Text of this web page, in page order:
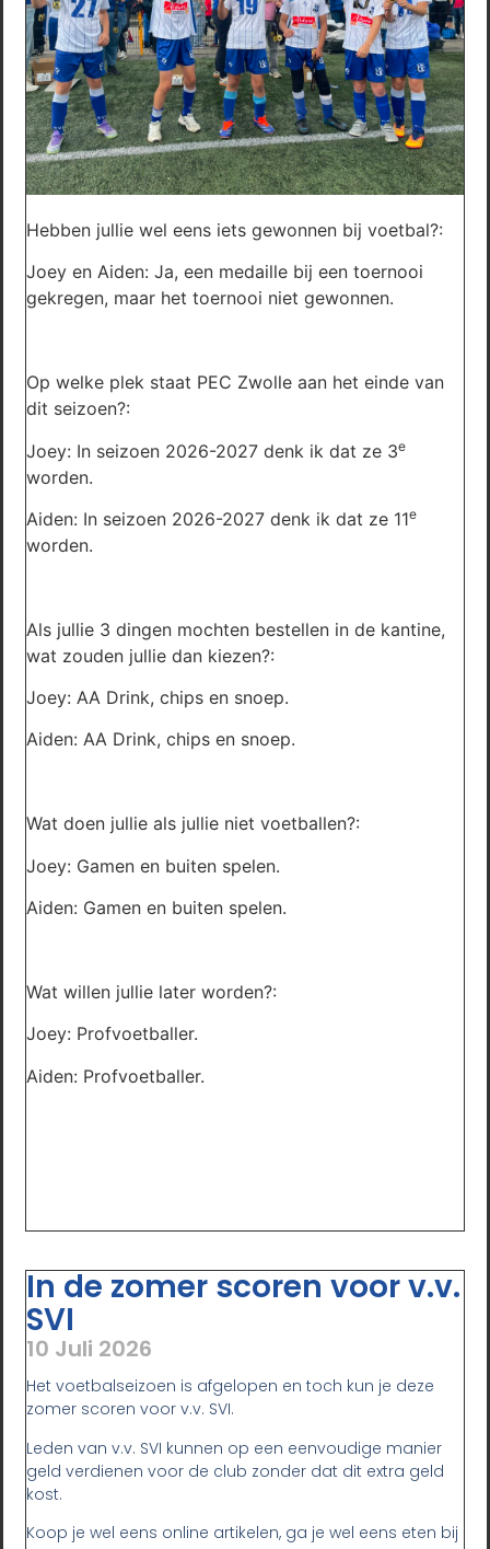
Hebben jullie wel eens iets gewonnen bij voetbal?:
Joey en Aiden: Ja, een medaille bij een toernooi
gekregen, maar het toernooi niet gewonnen.
Op welke plek staat PEC Zwolle aan het einde van
dit seizoen?:
Joey: In seizoen 2026-2027 denk ik dat ze 3e
worden.
Aiden: In seizoen 2026-2027 denk ik dat ze 11e
worden.
Als jullie 3 dingen mochten bestellen in de kantine,
wat zouden jullie dan kiezen?:
Joey: AA Drink, chips en snoep.
Aiden: AA Drink, chips en snoep.
Wat doen jullie als jullie niet voetballen?:
Joey: Gamen en buiten spelen.
Aiden: Gamen en buiten spelen.
Wat willen jullie later worden?:
Joey: Profvoetballer.
Aiden: Profvoetballer.
In de zomer scoren voor v.v.
SVI
10 Juli 2026
Het voetbalseizoen is afgelopen en toch kun je deze
zomer scoren voor v.v. SVI.
Leden van v.v. SVI kunnen op een eenvoudige manier
geld verdienen voor de club zonder dat dit extra geld
kost.
Koop je wel eens online artikelen, ga je wel eens eten bij